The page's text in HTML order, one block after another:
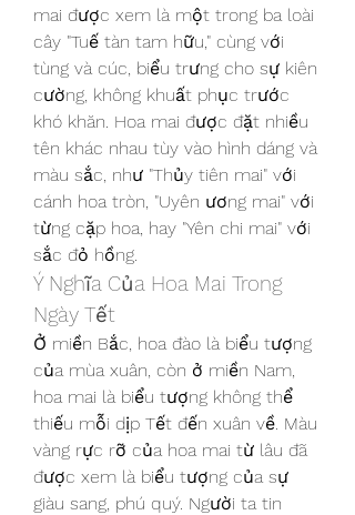
mai được xem là một trong ba loài
cây "Tuế tàn tam hữu," cùng với
tùng và cúc, biểu trưng cho sự kiên
cường, không khuất phục trước
khó khăn. Hoa mai được đặt nhiều
tên khác nhau tùy vào hình dáng và
màu sắc, như "Thủy tiên mai" với
cánh hoa tròn, "Uyên ương mai" với
từng cặp hoa, hay "Yên chi mai" với
sắc đỏ hồng.
Ý Nghĩa Của Hoa Mai Trong
Ngày Tết
Ở miền Bắc, hoa đào là biểu tượng
của mùa xuân, còn ở miền Nam,
hoa mai là biểu tượng không thể
thiếu mỗi dịp Tết đến xuân về. Màu
vàng rực rỡ của hoa mai từ lâu đã
được xem là biểu tượng của sự
giàu sang, phú quý. Người ta tin